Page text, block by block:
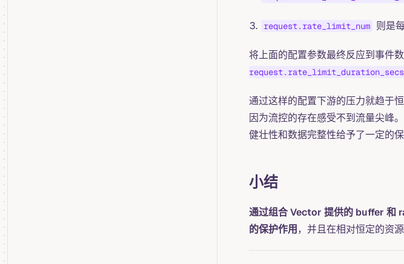
request.rate_limit_num 则是
将上面的配置参数最终反应到事件
request.rate_limit_duration_secs
通过这样的配置下游的压力就趋于
因为流控的存在感受不到流量尖峰
健壮性和数据完整性给予了一定的保
小结
通过组合 Vector 提供的 buffer 和
的保护作用 ，并且在相对恒定的资